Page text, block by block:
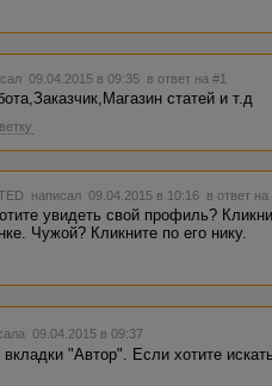
09.04.2015 в 09:35 в ответ на #1
статей и т.д
написал 09.04.2015 в 10:16 в ответ на
увидеть свой профиль?
Чужой? Кликните по его нику.
09.04.2015 в 09:37
"Автор". Если хотите